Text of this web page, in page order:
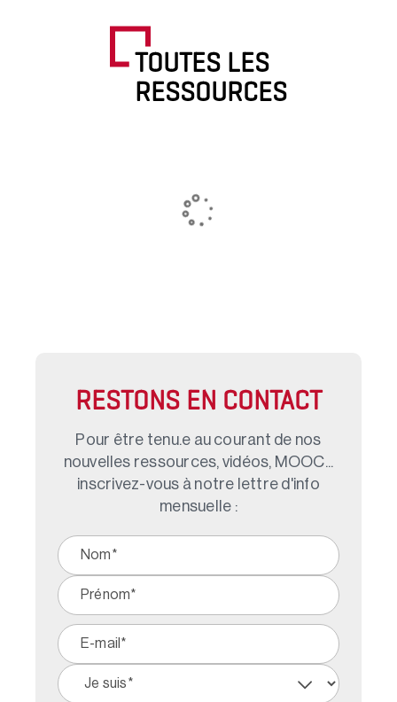
TOUTES LES
RESSOURCES
RESTONS EN CONTACT
Pour être tenu.e au courant de nos
nouvelles ressources, vidéos, MOOC...
inscrivez-vous à notre lettre d'info
mensuelle :